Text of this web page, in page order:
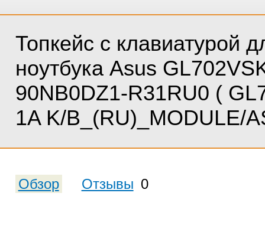
Топкейс с клавиатурой
ноутбука Asus
90NB0DZ1-R31RU0 (
1A K/B_(RU)_MODULE/
Обзор Отзывы 0